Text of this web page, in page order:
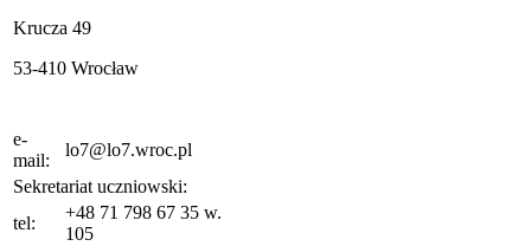
Krucza 49
53-410 Wrocław
e-
mail:
lo7@lo7.wroc.pl
Sekretariat uczniowski:
tel:
+48 71 798 67 35 w.
105